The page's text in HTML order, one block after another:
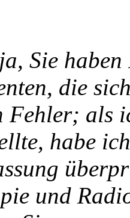
Sie
die
Fehler; als
habe
und